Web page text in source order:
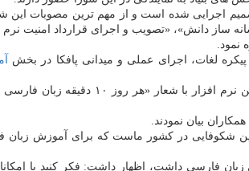
كرد: در شورای فن آوری اطلاعات، كه تابحال ۹ جلسه داشته، ۱۳۷ سوژه بیان شده و ۹۰ تصمیم اتخاذ و از بین این تصمیمات، ۷۰ تصمیم
ساز دانش»، «تصویب و اجرای قرارداد امنیت نرم
نمود.
لغات، اجرای عملی و میدانی پافكا در بخش
بیان نمودند.
این شكوفایی در كشور ماست كه برای آموزش